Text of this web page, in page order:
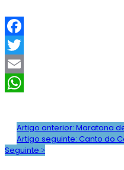
F
a
c
o
T
w
e
E
lt
Artigo anterior: Maratona
Artigo seguinte: Canto do
Seguinte